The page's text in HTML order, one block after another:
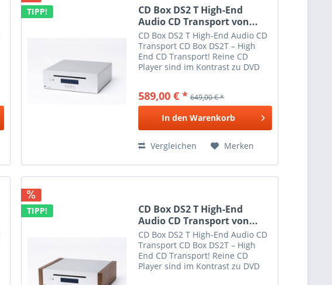
TIPP!
CD Box DS2 T High-End
Audio CD Transport von...
CD Box DS2 T High-End Audio CD
Transport CD Box DS2T – High
End CD Transport! Reine CD
Player sind im Kontrast zu DVD
Stereo CDs. CD Box DS2T ist als
exklusiver CD Transport
gestaltet...
589,00 € * 649,00 € *
In den Warenkorb
Vergleichen Merken
TIPP!
CD Box DS2 T High-End
Audio CD Transport von...
CD Box DS2 T High-End Audio CD
Transport CD Box DS2T – High
End CD Transport! Reine CD
Player sind im Kontrast zu DVD